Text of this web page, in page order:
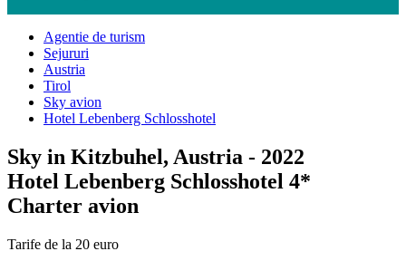
Agentie de turism
Sejururi
Austria
Tirol
Sky avion
Hotel Lebenberg Schlosshotel
Sky in Kitzbuhel, Austria - 2022
Hotel Lebenberg Schlosshotel 4*
Charter avion
Tarife de la 20 euro